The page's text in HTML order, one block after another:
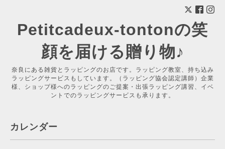
Petitcadeux-tontonの笑
顔を届ける贈り物♪
奈良にある雑貨とラッピングのお店です。ラッピング教室、持ち込み
ラッピングサービスもしています。（ラッピング協会認定講師）企業
様、ショップ様へのラッピングのご提案・出張ラッピング講習、イベ
ントでのラッピングサービスも承ります。
カレンダー